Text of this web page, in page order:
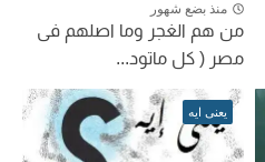
منذ بضع شهور
من هم الغجر وما اصلهم فى
مصر ( كل ماتود...
يعنى ايه